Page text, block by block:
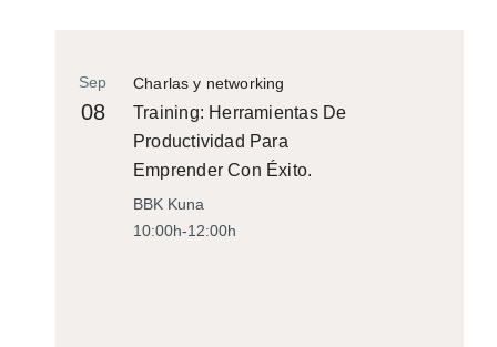
Charlas y networking
Sep
08
Training: Herramientas De
Productividad Para
Emprender Con Éxito.
BBK Kuna
10:00h-12:00h